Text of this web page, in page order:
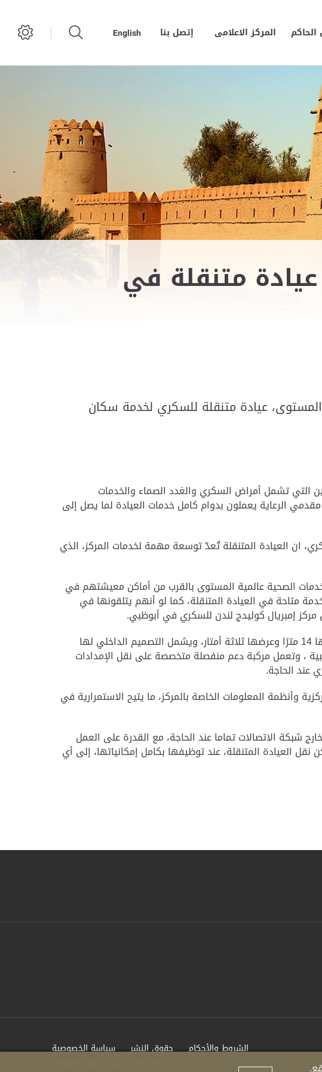
المركز الاعلامى إتصل بنا English
متنقلة في
المستوى، عيادة متنقلة للسكري لخدمة سكان
التي تشمل أمراض السكري والغدد الصماء والخدمات
الرعاية يعملون بدوام كامل خدمات العيادة لما يصل إلى
ان العيادة المتنقلة تُعدّ توسعة مهمة لخدمات المركز، الذي
الصحية عالمية المستوى بالقرب من أماكن معيشتهم في
متاحة في العيادة المتنقلة، كما لو أنهم يتلقونها في
إمبريال كوليدج لندن للسكري في أبوظبي.
وشُيّدت عيادة السكري المتنقلة التابعة لمركز إمبريال كوليدج لندن للسكري في نصف مقطورة معدلة طولها 14 مترًا وعرضها ثلاثة أمتار، ويشمل التصميم الداخلي لها
، وتعمل مركبة دعم منفصلة متخصصة على نقل الإمدادات
عند الحاجة.
وأنظمة المعلومات الخاصة بالمركز، ما يتيح الاستمرارية في
شبكة الاتصالات تماما عند الحاجة، مع القدرة على العمل
أو المياه العذبة لمدة 36 ساعة تشغيلية ، كما يمكن نقل العيادة المتنقلة، عند توظيفها بكامل إمكانياتها، إلى أي
الشروط والأحكام حقوق النشر سياسة الخصوصية